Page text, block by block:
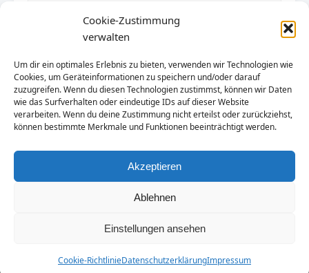
Cookie-Zustimmung
verwalten
Um dir ein optimales Erlebnis zu bieten, verwenden wir Technologien wie
Cookies, um Geräteinformationen zu speichern und/oder darauf
zuzugreifen. Wenn du diesen Technologien zustimmst, können wir Daten
wie das Surfverhalten oder eindeutige IDs auf dieser Website
verarbeiten. Wenn du deine Zustimmung nicht erteilst oder zurückziehst,
können bestimmte Merkmale und Funktionen beeinträchtigt werden.
Akzeptieren
Ablehnen
Einstellungen ansehen
Cookie-RichtlinieDatenschutzerklärungImpressum
Finden Sie die besten Ferienhäuser.
Jetzt suchen
© 2026 Polen-Urlaub.NET. Alle Rechte vorbehalten.
Impressum | Datenschutzerklärung